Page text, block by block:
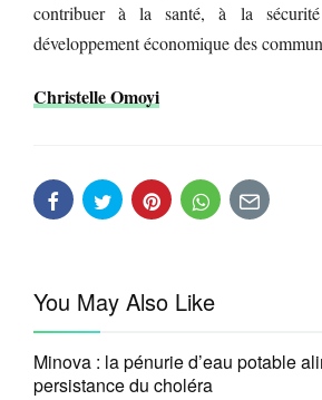
contribuer à la santé, à la
développement économique des
Christelle Omoyi
You May Also Like
Minova : la pénurie d’eau potable
persistance du choléra